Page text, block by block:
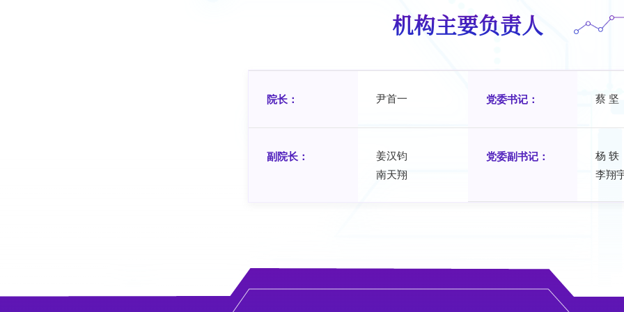
机构主要负责人
院长： 尹首一 党委书记： 蔡 坚
副院长：
姜汉钧
南天翔
党委副书记：
杨 轶
李翔